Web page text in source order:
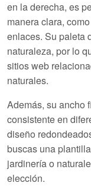
en la derecha, es
manera clara,
enlaces. Su paleta
naturaleza, por lo
sitios web
naturales.
Además, su ancho
consistente en
diseño
buscas una
jardinería o
elección.